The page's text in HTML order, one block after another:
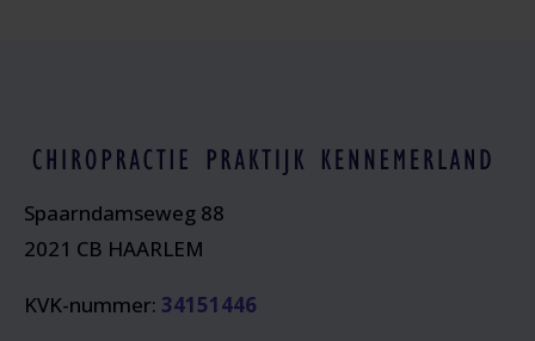
Spaarndamseweg 88
2021 CB HAARLEM
KVK-nummer: 34151446